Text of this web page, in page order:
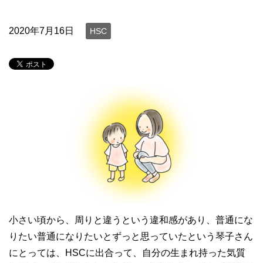
2020年7月16日 HSC
小さい頃から、周りと違うという違和感があり、普通にな
りたい普通になりたいとずっと思っていたという琴子さん
にとっては、HSCに出合って、自分の生まれ持った気質